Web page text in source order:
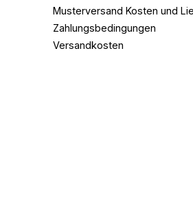
Musterversand Kosten und
Zahlungsbedingungen
Versandkosten